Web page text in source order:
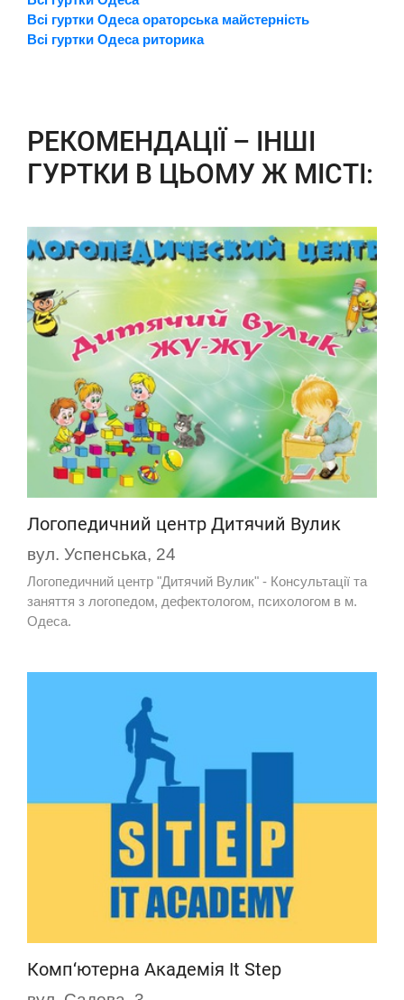
Всі гуртки Одеса ораторська майстерність
Всі гуртки Одеса риторика
РЕКОМЕНДАЦІЇ – ІНШІ
ГУРТКИ В ЦЬОМУ Ж МІСТІ:
Логопедичний центр Дитячий Вулик
вул. Успенська, 24
Логопедичний центр "Дитячий Вулик" - Консультації та
заняття з логопедом, дефектологом, психологом в м.
Одеса.
Комп‘ютерна Академія It Step